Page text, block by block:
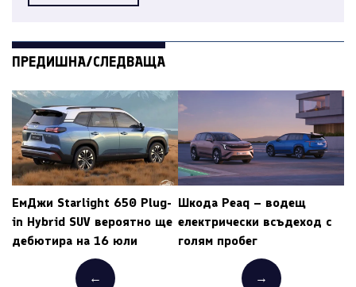
ПРЕДИШНА/СЛЕДВАЩА
ЕмДжи Starlight 650 Plug-
in Hybrid SUV вероятно ще
дебютира на 16 юли
←
Шкода Peaq – водещ
електрически всъдеход с
голям пробег
→